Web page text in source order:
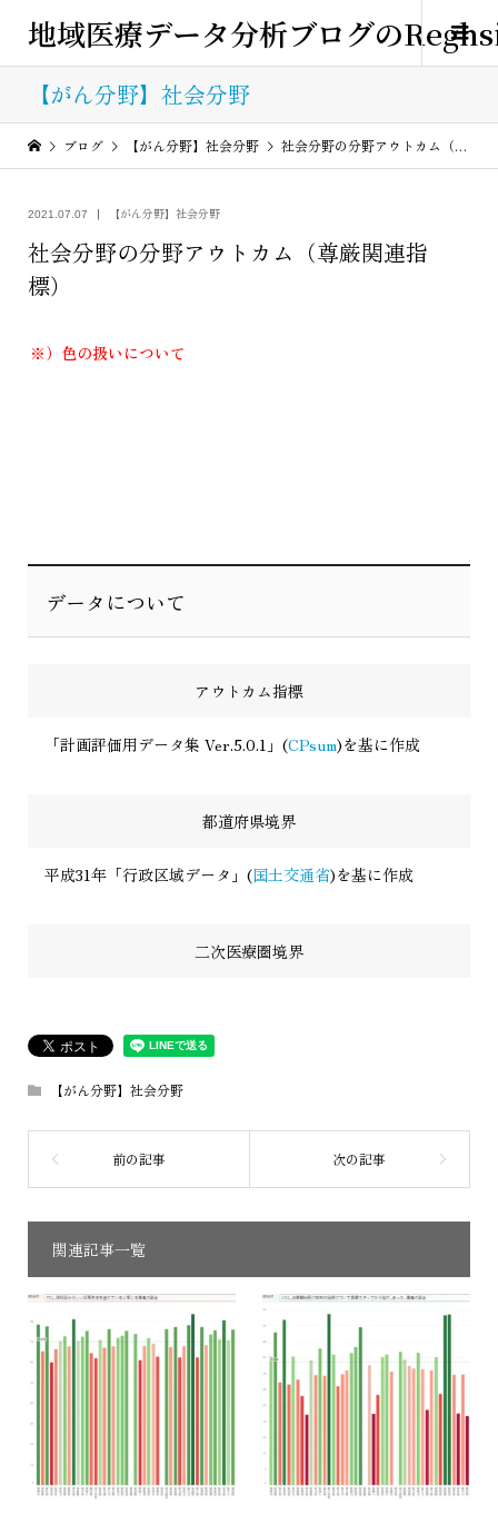
地域医療データ分析ブログの
【がん分野】社会分野
ブログ 【がん分野】社会分野 社会分野の分野アウトカム（尊厳関連指標）
2021.07.07 【がん分野】社会分野
社会分野の分野アウトカム（尊厳関連指
標）
※）色の扱いについて
データについて
アウトカム指標
「計画評価用データ集 Ver.5.0.1」(CPsum)を基に作成
都道府県境界
平成31年「行政区域データ」(国土交通省)を基に作成
二次医療圏境界
【がん分野】社会分野
関連記事一覧